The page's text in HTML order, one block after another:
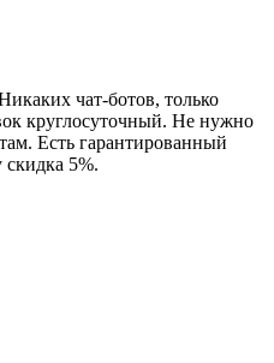
чат-ботов, только
круглосуточный. Не нужно
Есть гарантированный
скидка 5%.